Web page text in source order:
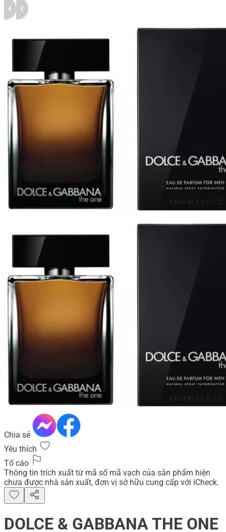
Chia sẻ
Yêu thích
Tố cáo
Thông tin trích xuất từ mã số mã vạch của sản phẩm hiện
chưa được nhà sản xuất, đơn vị sở hữu cung cấp với iCheck.
DOLCE & GABBANA THE ONE